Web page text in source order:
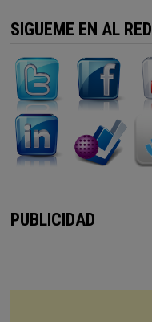
SIGUEME EN AL RED
PUBLICIDAD